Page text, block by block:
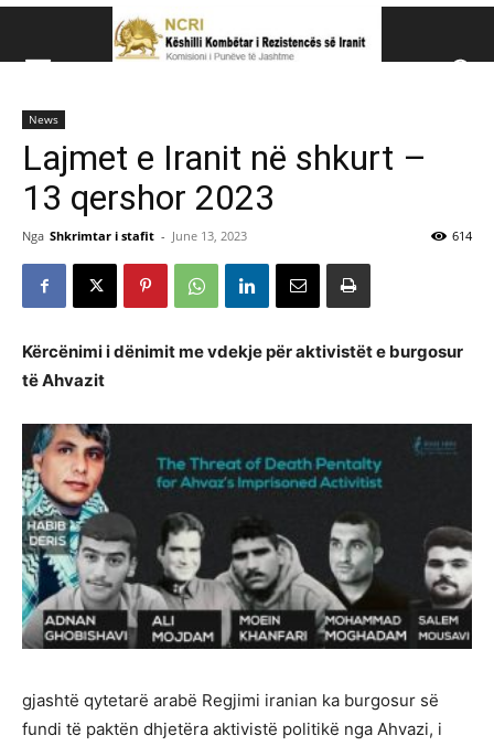
News
Lajmet e Iranit në shkurt –
13 qershor 2023
Nga Shkrimtar i stafit - June 13, 2023 614
Kërcënimi i dënimit me vdekje për aktivistët e burgosur
të Ahvazit
gjashtë qytetarë arabë Regjimi iranian ka burgosur së
fundi të paktën dhjetëra aktivistë politikë nga Ahvazi, i